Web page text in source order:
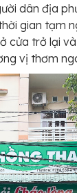
dân địa
gian tạm
cửa trở lại
vị thơm